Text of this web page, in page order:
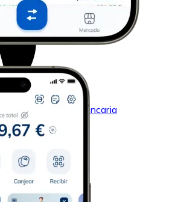
con transferencia bancaria